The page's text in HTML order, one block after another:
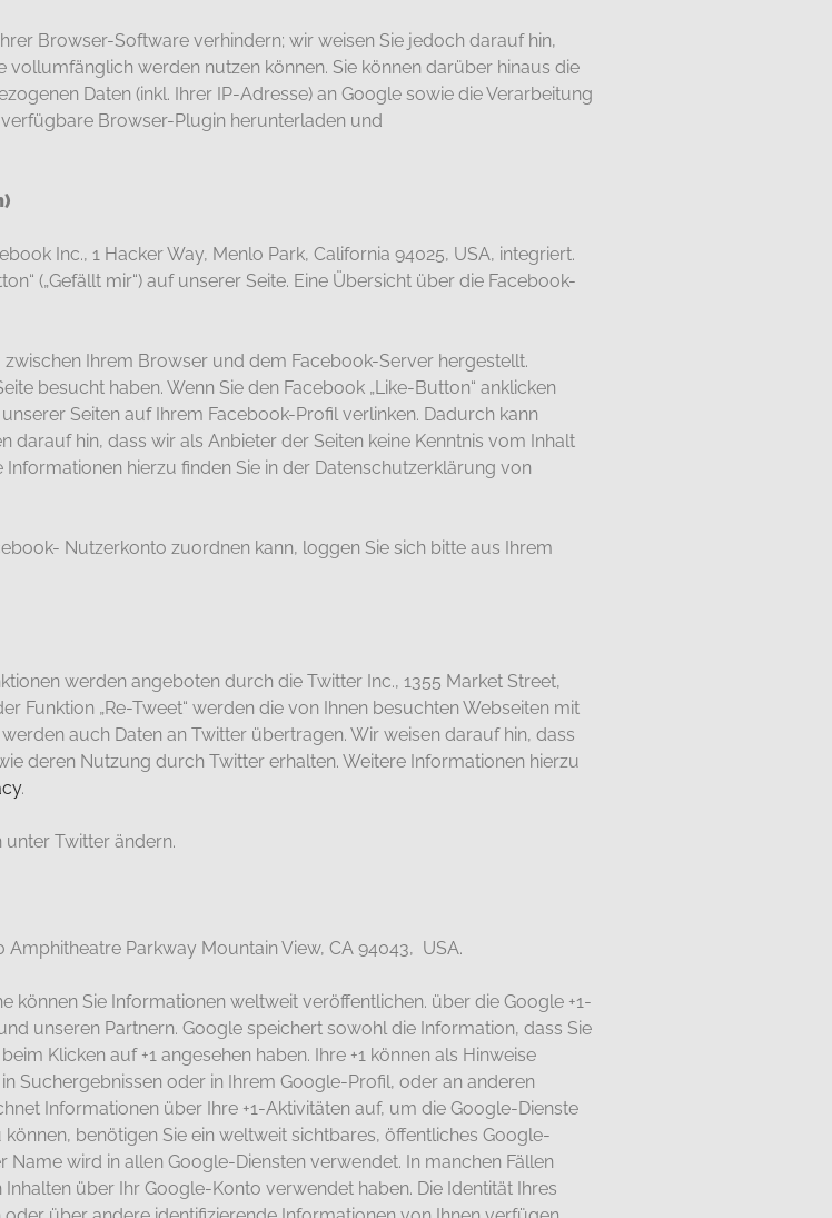
Browser-Software verhindern; wir weisen Sie jedoch darauf hin,
werden nutzen können. Sie können darüber hinaus die
Daten (inkl. Ihrer IP-Adresse) an Google sowie die Verarbeitung
Browser-Plugin herunterladen und
Inc., 1 Hacker Way, Menlo Park, California 94025, USA, integriert.
(„Gefällt mir“) auf unserer Seite. Eine Übersicht über die Facebook-
Ihrem Browser und dem Facebook-Server hergestellt.
besucht haben. Wenn Sie den Facebook „Like-Button“ anklicken
Seiten auf Ihrem Facebook-Profil verlinken. Dadurch kann
hin, dass wir als Anbieter der Seiten keine Kenntnis vom Inhalt
hierzu finden Sie in der Datenschutzerklärung von
Nutzerkonto zuordnen kann, loggen Sie sich bitte aus Ihrem
werden angeboten durch die Twitter Inc., 1355 Market Street,
Funktion „Re-Tweet“ werden die von Ihnen besuchten Webseiten mit
auch Daten an Twitter übertragen. Wir weisen darauf hin, dass
deren Nutzung durch Twitter erhalten. Weitere Informationen hierzu
.
Twitter ändern.
Amphitheatre Parkway Mountain View, CA 94043, USA.
Sie Informationen weltweit veröffentlichen. über die Google +1-
unseren Partnern. Google speichert sowohl die Information, dass Sie
Klicken auf +1 angesehen haben. Ihre +1 können als Hinweise
Suchergebnissen oder in Ihrem Google-Profil, oder an anderen
Informationen über Ihre +1-Aktivitäten auf, um die Google-Dienste
benötigen Sie ein weltweit sichtbares, öffentliches Google-
wird in allen Google-Diensten verwendet. In manchen Fällen
über Ihr Google-Konto verwendet haben. Die Identität Ihres